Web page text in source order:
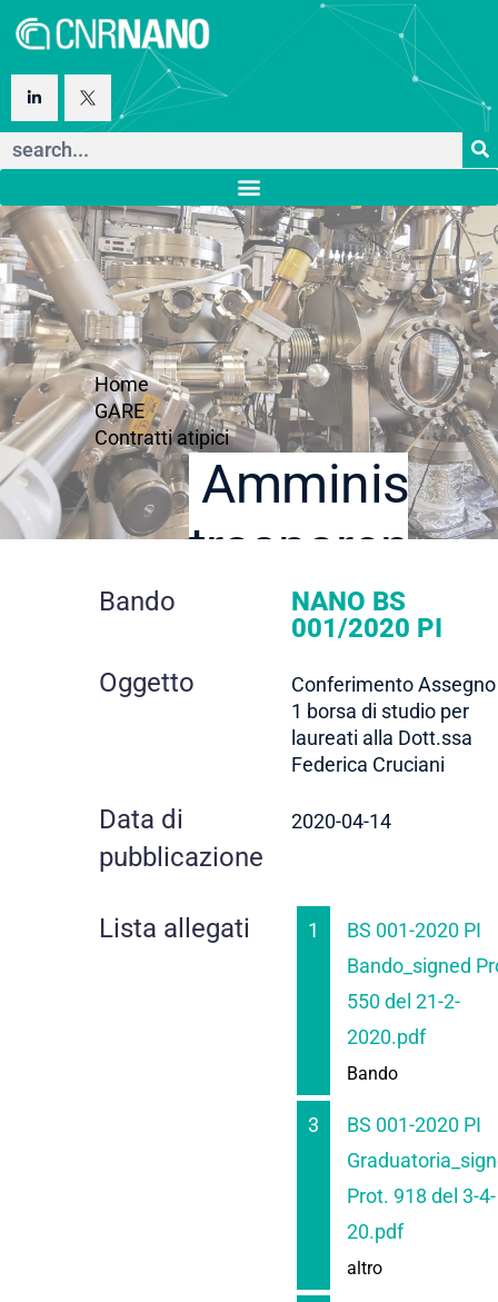
Home
GARE
Contratti atipici
trasparente
dettaglio
contratto
Bando
NANO BS
001/2020 PI
Oggetto
Conferimento
1 borsa di studio per
laureati alla Dott.ssa
Federica Cruciani
Data di
pubblicazione
2020-04-14
Lista allegati 1
BS 001-2020 PI
Bando_signed
550 del 21-2-
2020.pdf
Bando
3
BS 001-2020 PI
Prot. 918 del 3-4-
20.pdf
altro